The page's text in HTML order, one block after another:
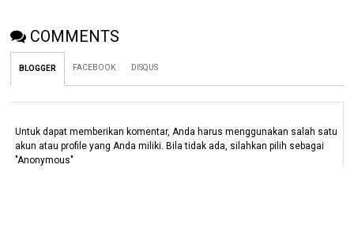
COMMENTS
BLOGGER FACEBOOK DISQUS
Untuk dapat memberikan komentar, Anda harus menggunakan salah satu
akun atau profile yang Anda miliki. Bila tidak ada, silahkan pilih sebagai
"Anonymous"